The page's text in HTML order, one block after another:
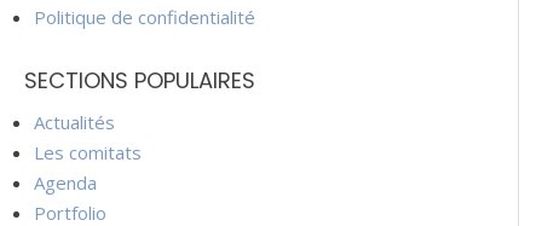
Politique de confidentialité
SECTIONS POPULAIRES
Actualités
Les comitats
Agenda
Portfolio